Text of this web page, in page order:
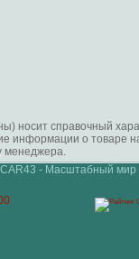
носит справочный
информации о
менеджера.
- Масштабный мир